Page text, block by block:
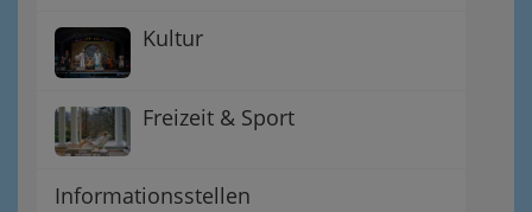
Kultur
Freizeit & Sport
Informationsstellen